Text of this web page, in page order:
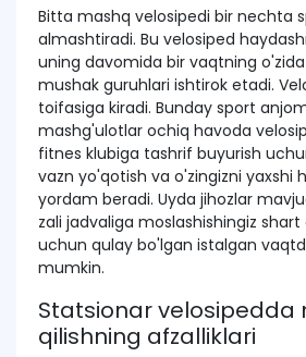
Bitta mashq velosipedi bir nechta
almashtiradi. Bu velosiped
uning davomida bir vaqtning
mushak guruhlari ishtirok etadi.
toifasiga kiradi. Bunday sport
mashg'ulotlar ochiq havoda
fitnes klubiga tashrif buyurish
vazn yo'qotish va o'zingizni yaxshi
yordam beradi. Uyda jihozlar
zali jadvaliga moslashishingiz shart
uchun qulay bo'lgan istalgan
mumkin.
Statsionar velosipedda
qilishning afzalliklari